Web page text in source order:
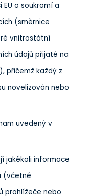
EU o soukromí a
(směrnice
vnitrostátní
údajů přijaté na
přičemž každý z
novelizován nebo
uvedený v
jakékoli informace
(včetně
prohlížeče nebo